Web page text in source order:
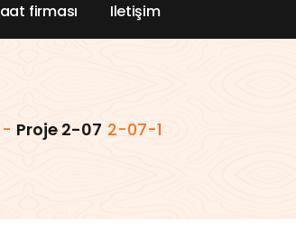
aat firması Iletişim
- Proje 2-07 2-07-1